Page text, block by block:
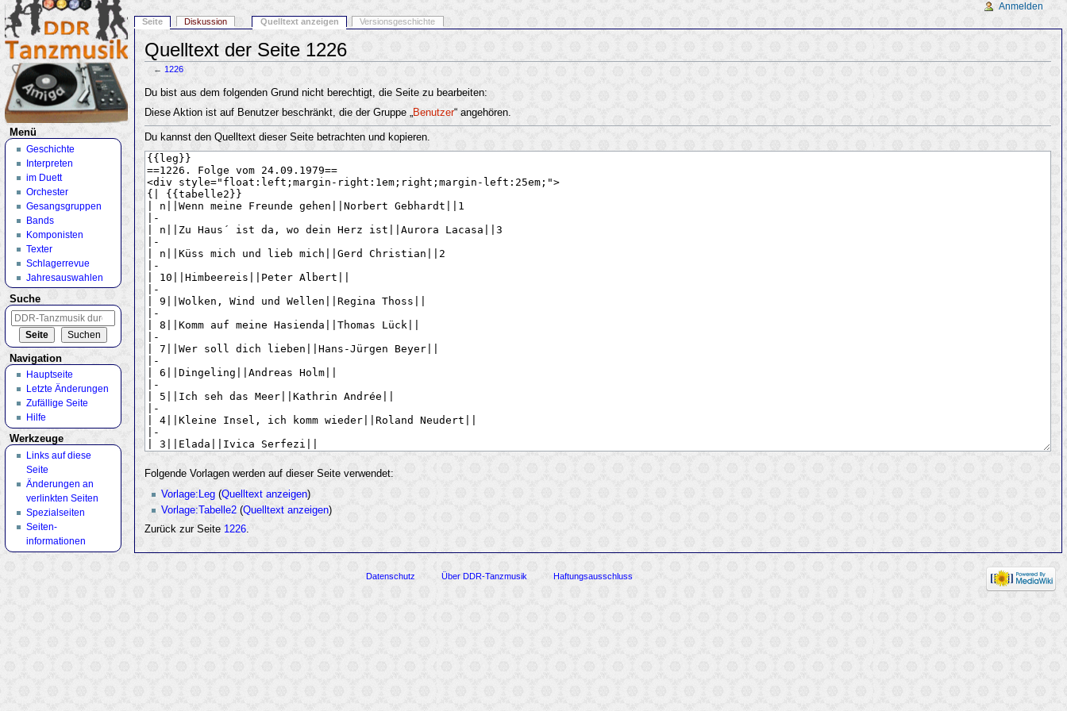
Quelltext der Seite 1226
← 1226
Du bist aus dem folgenden Grund nicht berechtigt, die Seite zu bearbeiten:
Diese Aktion ist auf Benutzer beschränkt, die der Gruppe „Benutzer“ angehören.
Du kannst den Quelltext dieser Seite betrachten und kopieren.
Folgende Vorlagen werden auf dieser Seite verwendet:
Vorlage:Leg(Quelltext anzeigen)
Vorlage:Tabelle2(Quelltext anzeigen)
Zurück zur Seite 1226.
Seite Diskussion Quelltext anzeigen Versionsgeschichte
Anmelden
Menü
Geschichte
Interpreten
im Duett
Orchester
Gesangsgruppen
Bands
Komponisten
Texter
Schlagerrevue
Jahresauswahlen
Suche
Navigation
Hauptseite
Letzte Änderungen
Zufällige Seite
Hilfe
Werkzeuge
Links auf diese
Seite
Änderungen an
verlinkten Seiten
Spezialseiten
Seiten­
informationen
Datenschutz Über DDR-Tanzmusik Haftungsausschluss